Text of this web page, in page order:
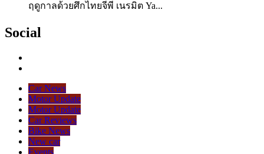
ฤดูกาลด้วยศึกไทยจีพี เนรมิต Ya...
Social
Car News
Motor Update
Motor Update
Car Reviews
Bike News
New car